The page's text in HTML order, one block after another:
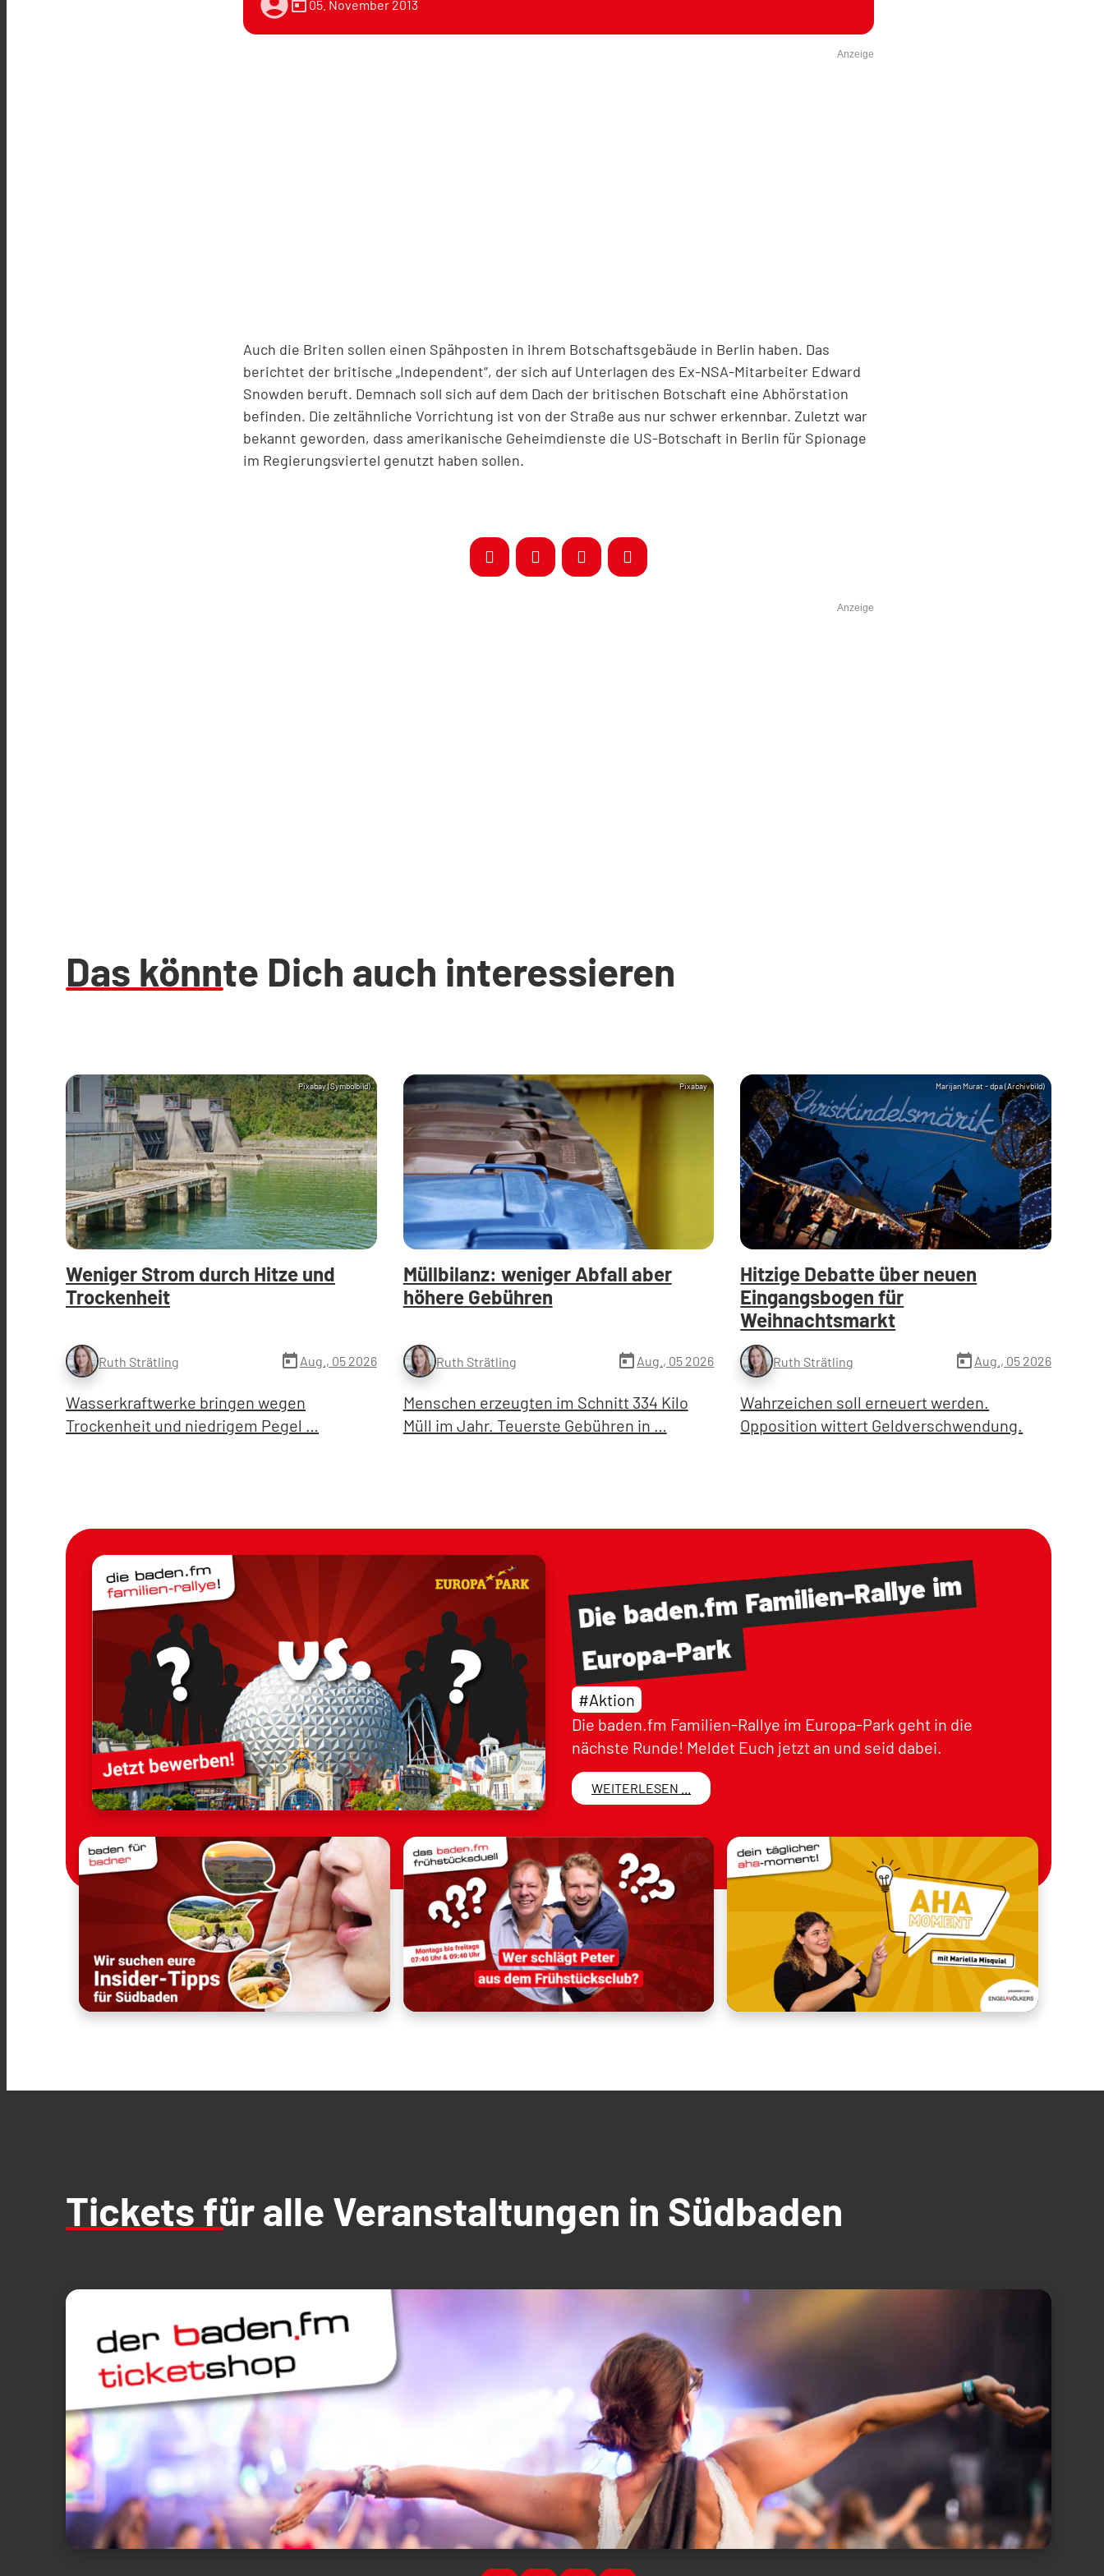
today 05. November 2013
Anzeige
Auch die Briten sollen einen Spähposten in ihrem Botschaftsgebäude in Berlin haben. Das
berichtet der britische „Independent“, der sich auf Unterlagen des Ex-NSA-Mitarbeiter Edward
Snowden beruft. Demnach soll sich auf dem Dach der britischen Botschaft eine Abhörstation
befinden. Die zeltähnliche Vorrichtung ist von der Straße aus nur schwer erkennbar. Zuletzt war
bekannt geworden, dass amerikanische Geheimdienste die US-Botschaft in Berlin für Spionage
im Regierungsviertel genutzt haben sollen.
Anzeige
Das könnte Dich auch interessieren
Pixabay (Symbolbild)
Weniger Strom durch Hitze und
Trockenheit
Ruth Strätling today Aug., 05 2026
Wasserkraftwerke bringen wegen
Trockenheit und niedrigem Pegel …
Pixabay
Müllbilanz: weniger Abfall aber
höhere Gebühren
Ruth Strätling todayAug., 05 2026
Menschen erzeugten im Schnitt 334 Kilo
Müll im Jahr. Teuerste Gebühren in …
Marijan Murat - dpa (Archivbild)
Hitzige Debatte über neuen
Eingangsbogen für
Weihnachtsmarkt
Ruth Strätling today Aug., 05 2026
Wahrzeichen soll erneuert werden.
Opposition wittert Geldverschwendung.
Die baden.fmFamilien-Rallyeim
Europa-Park
#Aktion
Die baden.fm Familien-Rallye im Europa-Park geht in die
nächste Runde! Meldet Euch jetzt an und seid dabei.
WEITERLESEN ...
Tickets für alle Veranstaltungen in Südbaden